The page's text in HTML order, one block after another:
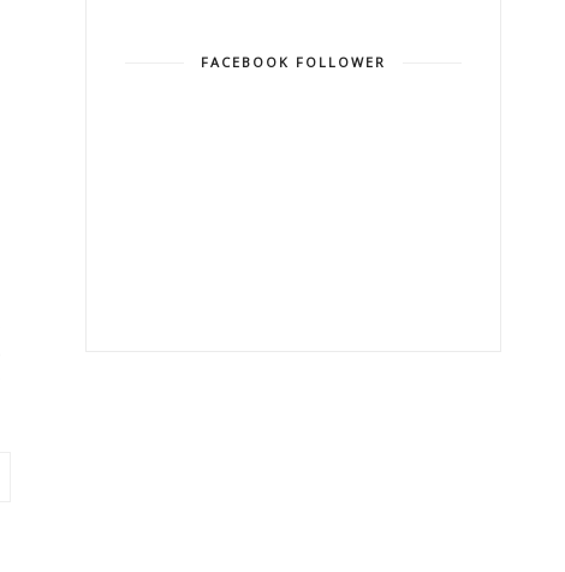
FACEBOOK FOLLOWER